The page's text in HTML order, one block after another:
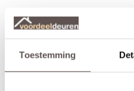
Toestemming
Dit bespaart je niet alleen
voorkomt ook het lastige
ontvangst alleen nog maar af te
glaslatten dezelfde
klein beetje plamuur voor een